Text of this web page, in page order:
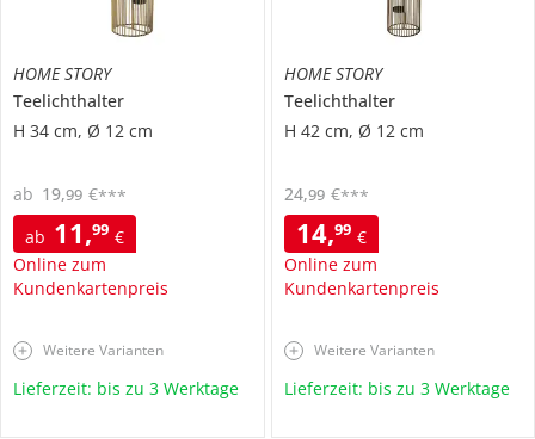
HOME STORY
Teelichthalter
H 34 cm, Ø 12 cm
ab 11,99 €
Online zum
Kundenkartenpreis
ab 19,99 €***
Weitere Varianten
Lieferzeit: bis zu 3 Werktage
HOME STORY
Teelichthalter
H 42 cm, Ø 12 cm
14,99 €
Online zum
Kundenkartenpreis
24,99 €***
Weitere Varianten
Lieferzeit: bis zu 3 Werktage